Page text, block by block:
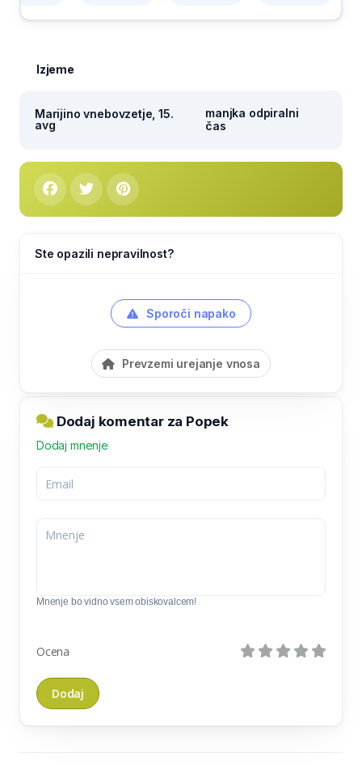
Izjeme
Marijino vnebovzetje, 15.
avg
manjka odpiralni
čas
Ste opazili nepravilnost?
Sporoči napako
Prevzemi urejanje vnosa
Dodaj komentar za Popek
Dodaj mnenje
Mnenje bo vidno vsem obiskovalcem!
Ocena